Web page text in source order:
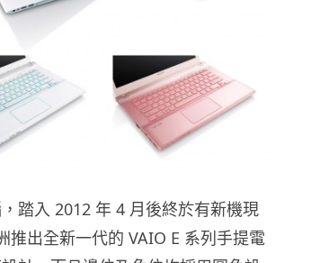
踏入 2012 年 4 月後終於有新機現
推出全新一代的 VAIO E 系列手提電